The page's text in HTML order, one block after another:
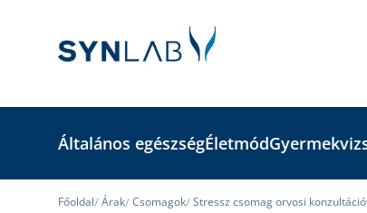
Általános egészségÉletmód
Főoldal Árak Csomagok Stressz csomag orvosi